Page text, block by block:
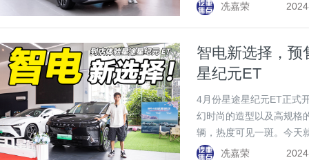
冼嘉荣
智电新选择，预
星纪元ET
4月份星途星纪元ET正式
幻时尚的造型以及高规格
辆，热度可见一斑。今天
得入手吧！
冼嘉荣